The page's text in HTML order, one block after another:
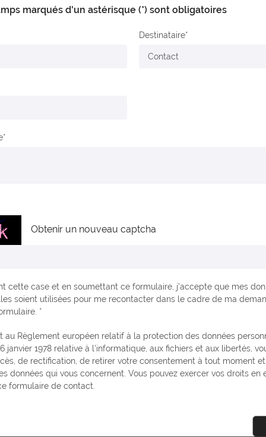
marqués d'un astérisque (*) sont obligatoires
Destinataire
Obtenir un nouveau captcha
cette case et en soumettant ce formulaire, j'accepte que mes
soient utilisées pour me recontacter dans le cadre de ma
*
6 janvier 1978 relative à l'informatique, aux fichiers et aux libertés,
de rectification, de retirer votre consentement à tout moment
données qui vous concernent. Vous pouvez exercer vos droits en
formulaire de contact.